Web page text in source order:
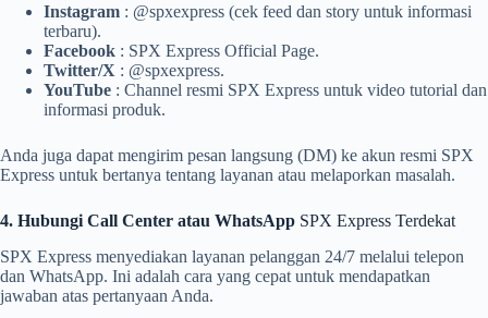
Instagram : @spxexpress (cek feed dan story untuk informasi
terbaru).
Facebook : SPX Express Official Page.
Twitter/X : @spxexpress.
YouTube : Channel resmi SPX Express untuk video tutorial dan
informasi produk.
Anda juga dapat mengirim pesan langsung (DM) ke akun resmi SPX
Express untuk bertanya tentang layanan atau melaporkan masalah.
4. Hubungi Call Center atau WhatsApp SPX Express Terdekat
SPX Express menyediakan layanan pelanggan 24/7 melalui telepon
dan WhatsApp. Ini adalah cara yang cepat untuk mendapatkan
jawaban atas pertanyaan Anda.